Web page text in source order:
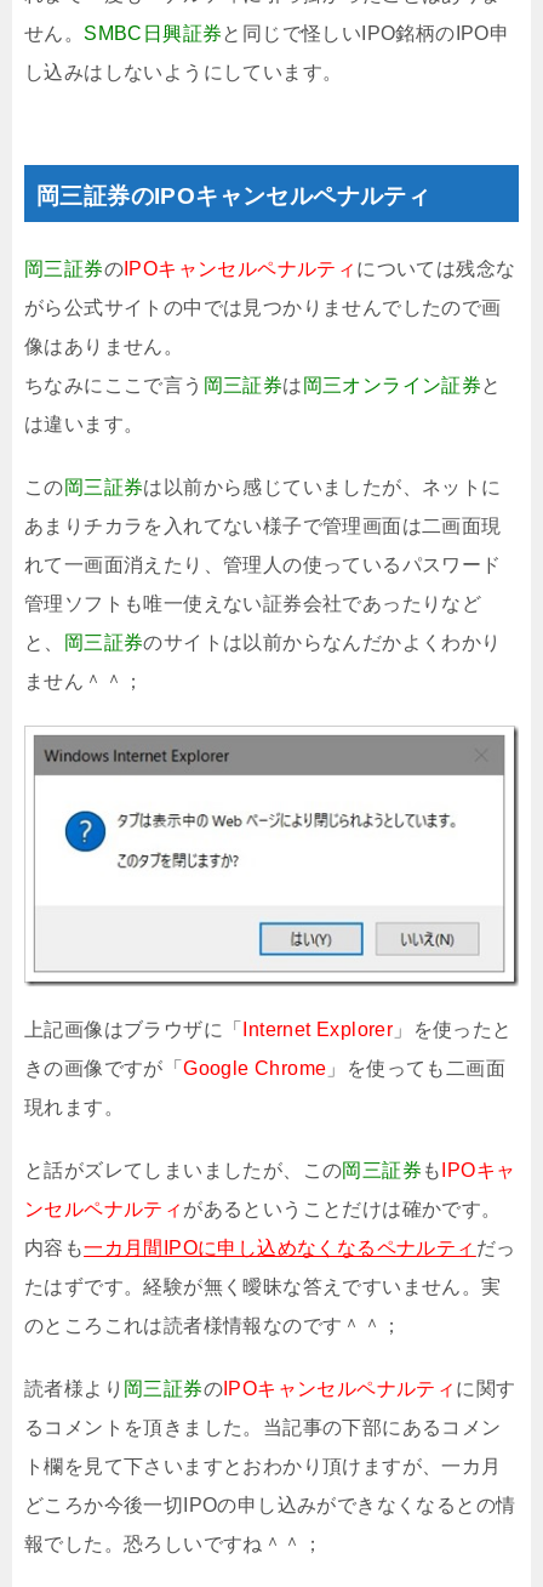
せん。 SMBC日興証券と同じで怪しいIPO銘柄のIPO申
し込みはしないようにしています。
岡三証券のIPOキャンセルペナルティ
岡三証券の IPOキャンセルペナルティ については残念な
がら公式サイトの中では見つかりませんでしたので画
像はありません。
ちなみにここで言う 岡三証券は 岡三オンライン証券と
は違います。
この岡三証券は以前から感じていましたが、ネットに
あまりチカラを入れてない様子で管理画面は二画面現
れて一画面消えたり、管理人の使っているパスワード
管理ソフトも唯一使えない証券会社であったりなど
と、
岡三証券のサイトは以前からなんだかよくわかり
ません＾＾；
上記画像はブラウザに「 Internet Explorer 」を使ったと
きの画像ですが「Google Chrome 」を使っても二画面
現れます。
と話がズレてしまいましたが、この岡三証券 も IPOキャ
ンセルペナルティ があるということだけは確かです。
内容も一カ月間IPOに申し込めなくなるペナルティ だっ
たはずです。経験が無く曖昧な答えですいません。実
のところこれは読者様情報なのです＾＾；
読者様より 岡三証券の IPOキャンセルペナルティ に関す
るコメントを頂きました。当記事の下部にあるコメン
ト欄を見て下さいますとおわかり頂けますが、一カ月
どころか今後一切IPOの申し込みができなくなるとの情
報でした。恐ろしいですね＾＾；